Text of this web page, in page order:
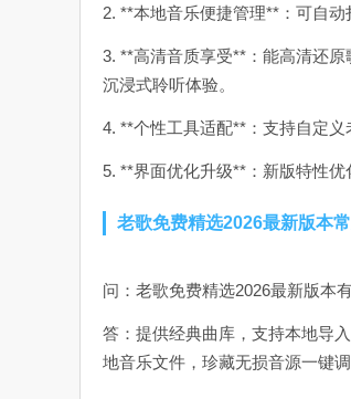
2. **本地音乐便捷管理**：可自
3. **高清音质享受**：能高清还
沉浸式聆听体验。
4. **个性工具适配**：支持自定
5. **界面优化升级**：新版特性
老歌免费精选2026最新版本
问：老歌免费精选2026最新版本
答：提供经典曲库，支持本地导
地音乐文件，珍藏无损音源一键